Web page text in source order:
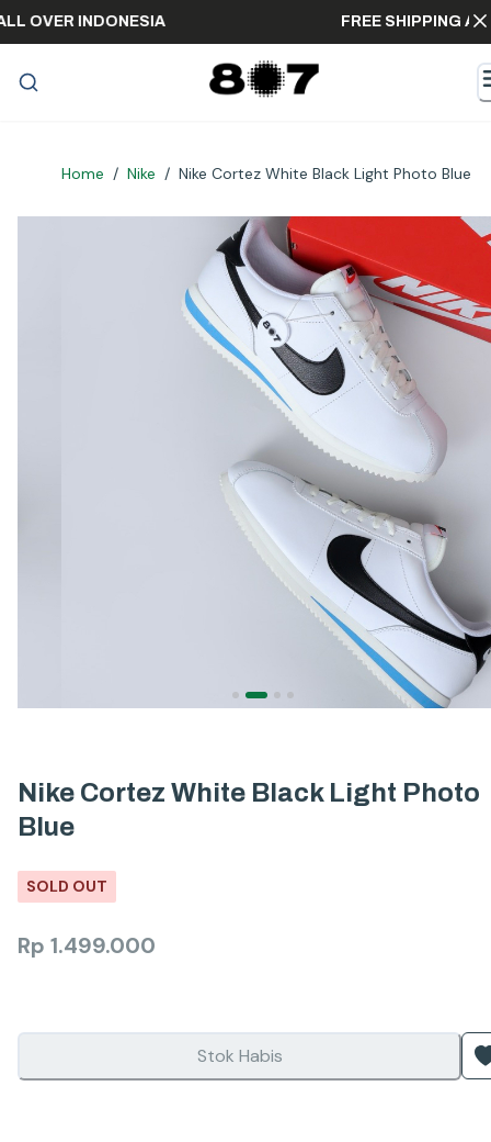
ALL OVER INDONESIA FREE
Home / Nike / Nike Cortez White Black Light Photo Blue
Nike Cortez White Black Light Photo
Blue
SOLD OUT
Rp 1.499.000
Stok Habis